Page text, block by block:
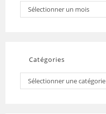
Sélectionner un mois
Catégories
Sélectionner une catégorie